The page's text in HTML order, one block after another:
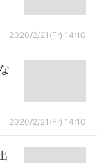
2020/2/21(Fr) 14:10
2020/2/21(Fr) 14:10